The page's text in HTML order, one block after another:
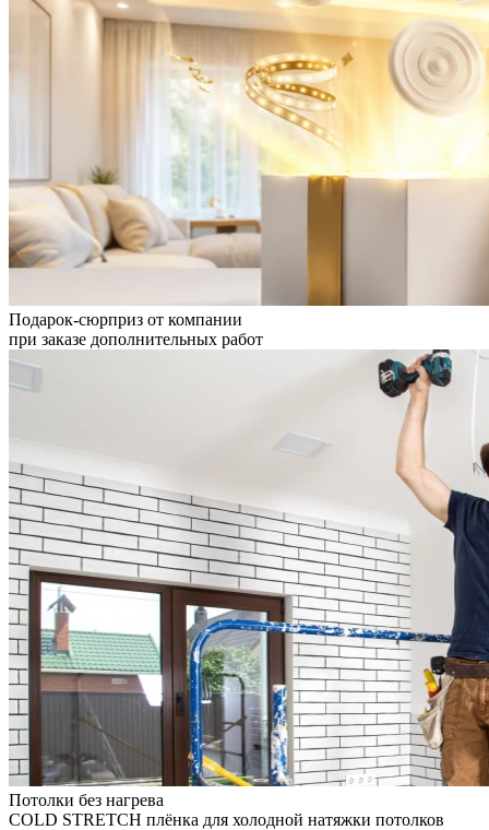
Подарок-сюрприз от компании
при заказе дополнительных работ
Потолки без нагрева
COLD STRETCH плёнка для холодной натяжки потолков